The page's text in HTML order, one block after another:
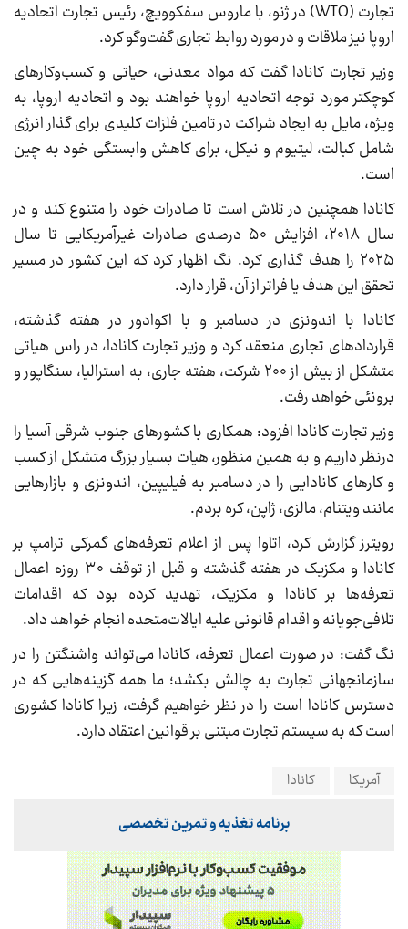
تجارت (WTO) در ژنو، با ماروس سفکوویچ، رئیس تجارت اتحادیه
اروپا نیز ملاقات و در مورد روابط تجاری گفت‌وگو کرد.
وزیر تجارت کانادا گفت که مواد معدنی، حیاتی و کسب‌وکارهای
کوچکتر مورد توجه اتحادیه اروپا خواهند بود و اتحادیه اروپا، به
ویژه، مایل به ایجاد شراکت در تامین فلزات کلیدی برای گذار انرژی
شامل کبالت، لیتیوم و نیکل، برای کاهش وابستگی خود به چین
است.
کانادا همچنین در تلاش است تا صادرات خود را متنوع کند و در
سال ۲۰۱۸، افزایش ۵۰ درصدی صادرات غیرآمریکایی تا سال
۲۰۲۵ را هدف گذاری کرد. نگ اظهار کرد که این کشور در مسیر
تحقق این هدف یا فراتر از آن، قرار دارد.
کانادا با اندونزی در دسامبر و با اکوادور در هفته گذشته،
قراردادهای تجاری منعقد کرد و وزیر تجارت کانادا، در راس هیاتی
متشکل از بیش از ۲۰۰ شرکت، هفته جاری، به استرالیا، سنگاپور و
برونئی خواهد رفت.
وزیر تجارت کانادا افزود: همکاری با کشورهای جنوب شرقی آسیا را
درنظر داریم و به همین منظور، هیات بسیار بزرگ متشکل از کسب
و کارهای کانادایی را در دسامبر به فیلیپین، اندونزی و بازارهایی
مانند ویتنام، مالزی، ژاپن، کره بردم.
رویترز گزارش کرد، اتاوا پس از اعلام تعرفه‌های گمرکی ترامپ بر
کانادا و مکزیک در هفته گذشته و قبل از توقف ۳۰ روزه اعمال
تعرفه‌ها بر کانادا و مکزیک، تهدید کرده بود که اقدامات
تلافی‌جویانه و اقدام قانونی علیه ایالات‌متحده انجام خواهد داد.
نگ گفت: در صورت اعمال تعرفه، کانادا می‌تواند واشنگتن را در
سازمانجهانی تجارت به چالش بکشد؛ ما همه گزینه‌هایی که در
دسترس کانادا است را در نظر خواهیم گرفت، زیرا کانادا کشوری
است که به سیستم تجارت مبتنی بر قوانین اعتقاد دارد.
آمریکا کانادا
برنامه تغذیه و تمرین تخصصی